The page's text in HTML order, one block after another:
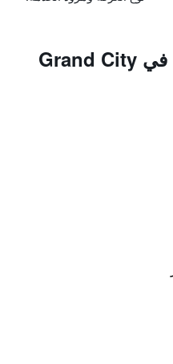
المزايا ووسائل الراحة في Grand City